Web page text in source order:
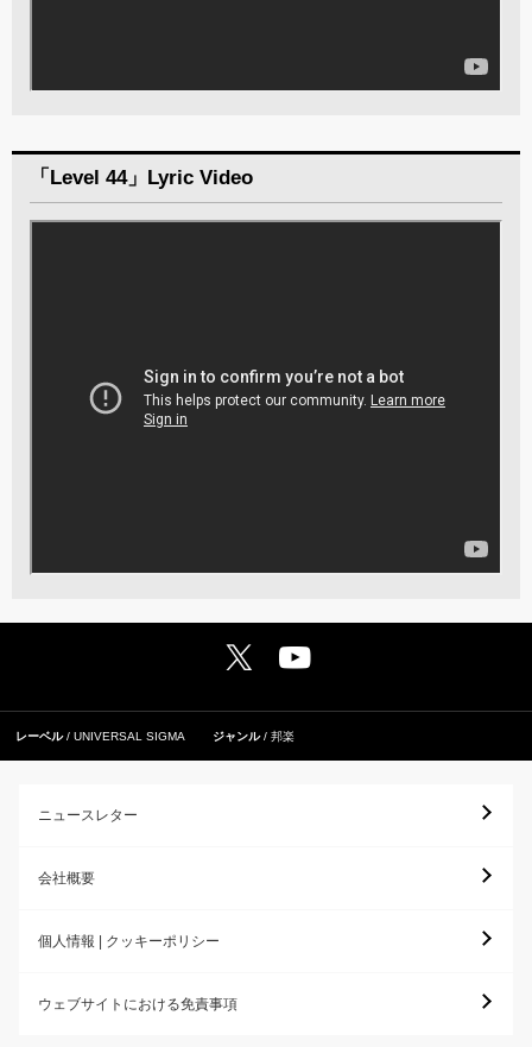
「Level 44」Lyric Video
レーベル UNIVERSAL SIGMA ジャンル 邦楽
ニュースレター
会社概要
個人情報 | クッキーポリシー
ウェブサイトにおける免責事項